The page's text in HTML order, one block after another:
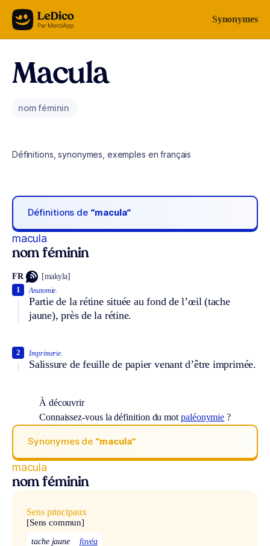
Aller au contenu Synonymes
Macula
nom féminin
Définitions, synonymes, exemples en français
Définitions de “macula“
macula
nom féminin
FR [makyla]
Anatomie.
Partie de la rétine située au fond de l’œil (tache
jaune), près de la rétine.
1
Imprimerie.
Salissure de feuille de papier venant d’être imprimée.
2
À découvrir
Connaissez-vous la définition du mot paléonymie ?
Synonymes de “macula“
macula
nom féminin
Sens principaux
[Sens commun]
tache jaune fovéa